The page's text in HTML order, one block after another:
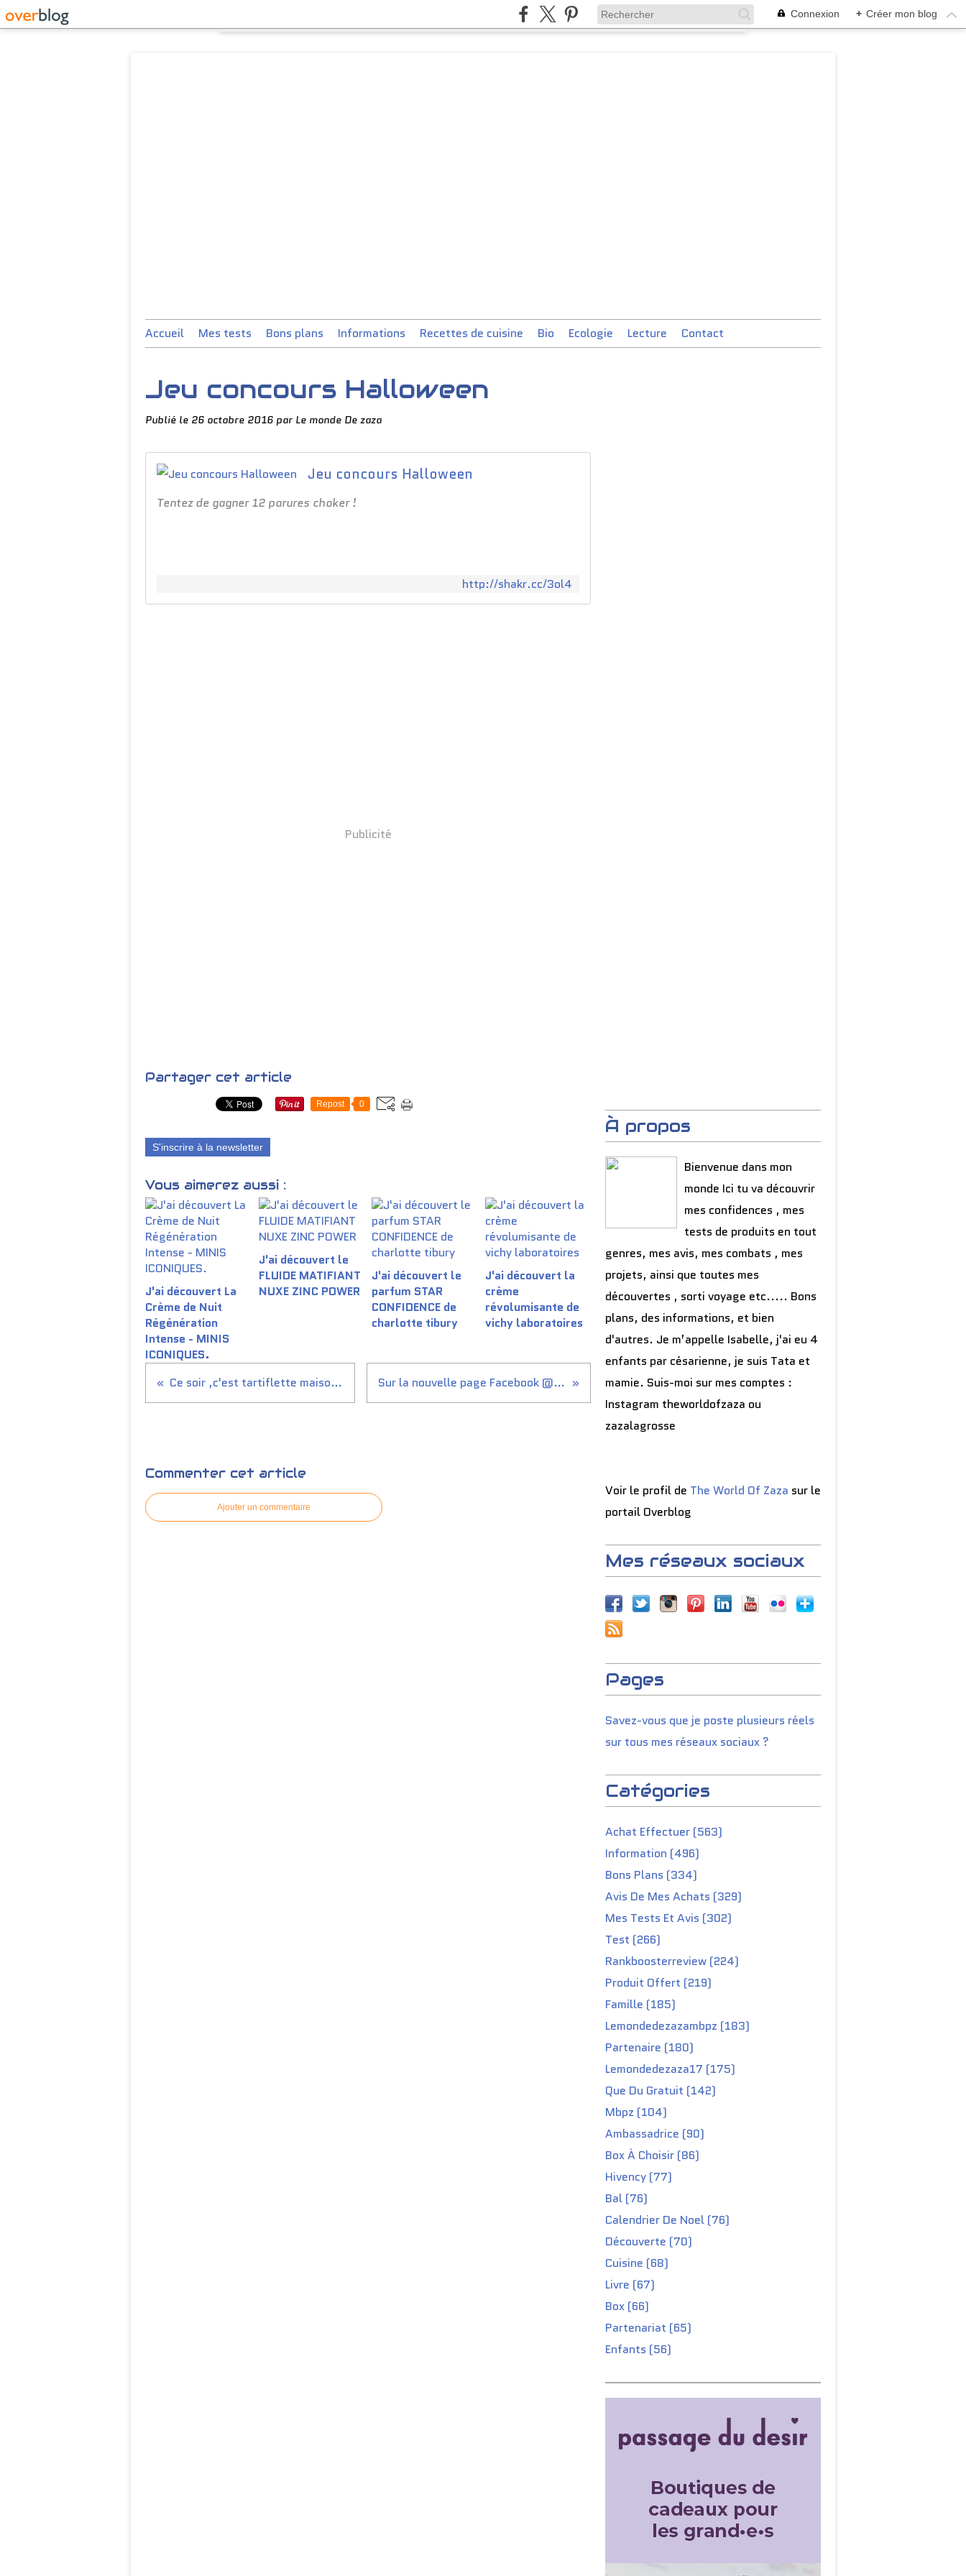
Connexion + Créer mon blog
Accueil Mes tests Bons plans Informations Recettes de cuisine Bio Ecologie Lecture Contact
Jeu concours Halloween
Publié le 26 octobre 2016 par Le monde De zaza
Jeu concours Halloween
Tentez de gagner 12 parures choker !
http://shakr.cc/3ol4
Publicité
Partager cet article
Repost 0
S'inscrire à la newsletter
Vous aimerez aussi :
J'ai découvert La
Crème de Nuit
Régénération
Intense - MINIS
ICONIQUES.
J'ai découvert le
FLUIDE MATIFIANT
NUXE ZINC POWER
J'ai découvert le
parfum STAR
CONFIDENCE de
charlotte tibury
J'ai découvert la
crème
révolumisante de
vichy laboratoires
Ce soir ,c'est tartiflette maison fait avec amour par mon chérinou d'amour accompagné d'un peu de vin blanc que l'on à reçu ce mercredi .merci encore la cave de roque brun #lemondedezaza17 #repas #repasdusoir #tartiflette #saintchinian #seigneurdaupenac #2014 Sur la nouvelle page Facebook @lemondedezaza17 comme sur l'ancienne page, il y a un onglet : AVIS si tu désires donner une note et un avis du blog n'hésite pas à aller dans l'espace réservé à cet effet. merci beaucoup d'avance ZAZA ET SA PETITE FAMILLE #lemondedezaza17 #avis #blog
Commenter cet article
Ajouter un commentaire
À propos
Bienvenue dans mon
monde Ici tu va découvrir
mes confidences , mes
tests de produits en tout
genres, mes avis, mes combats , mes
projets, ainsi que toutes mes
découvertes , sorti voyage etc..... Bons
plans, des informations, et bien
d'autres. Je m’appelle Isabelle, j'ai eu 4
enfants par césarienne, je suis Tata et
mamie. Suis-moi sur mes comptes :
Instagram theworldofzaza ou
zazalagrosse
Voir le profil de The World Of Zaza sur le
portail Overblog
Mes réseaux sociaux
Pages
Savez-vous que je poste plusieurs réels
sur tous mes réseaux sociaux ?
Catégories
Achat Effectuer (563)
Information (496)
Bons Plans (334)
Avis De Mes Achats (329)
Mes Tests Et Avis (302)
Test (266)
Rankboosterreview (224)
Produit Offert (219)
Famille (185)
Lemondedezazambpz (183)
Partenaire (180)
Lemondedezaza17 (175)
Que Du Gratuit (142)
Mbpz (104)
Ambassadrice (90)
Box À Choisir (86)
Hivency (77)
Bal (76)
Calendrier De Noel (76)
Découverte (70)
Cuisine (68)
Livre (67)
Box (66)
Partenariat (65)
Enfants (56)